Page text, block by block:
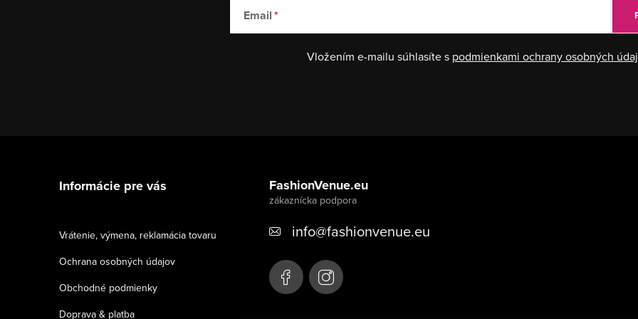
Email
Vložením e-mailu súhlasíte s podmienkami ochrany osobných
Informácie pre vás
Vrátenie, výmena, reklamácia tovaru
Ochrana osobných údajov
Obchodné podmienky
Doprava & platba
FashionVenue.eu
info@fashionvenue.eu